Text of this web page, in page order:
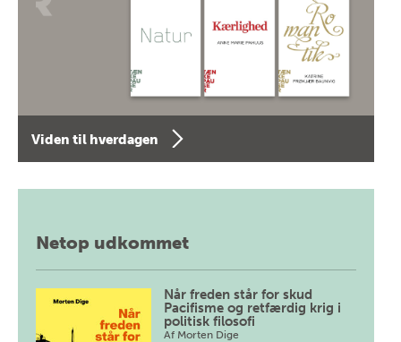
Viden til hverdagen
Netop udkommet
Når freden står for skud
Pacifisme og retfærdig krig i
politisk filosofi
Af Morten Dige